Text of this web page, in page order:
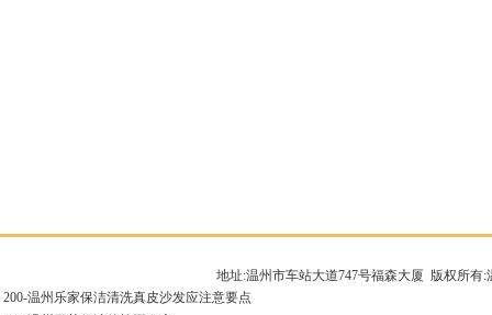
地址:温州市车站大道747号福森大厦 版权所有
200-温州乐家保洁清洗真皮沙发应注意要点